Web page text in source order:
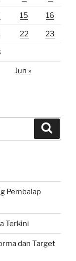
15 16
22 23
Jun »
Pembalap
Terkini
dan Target